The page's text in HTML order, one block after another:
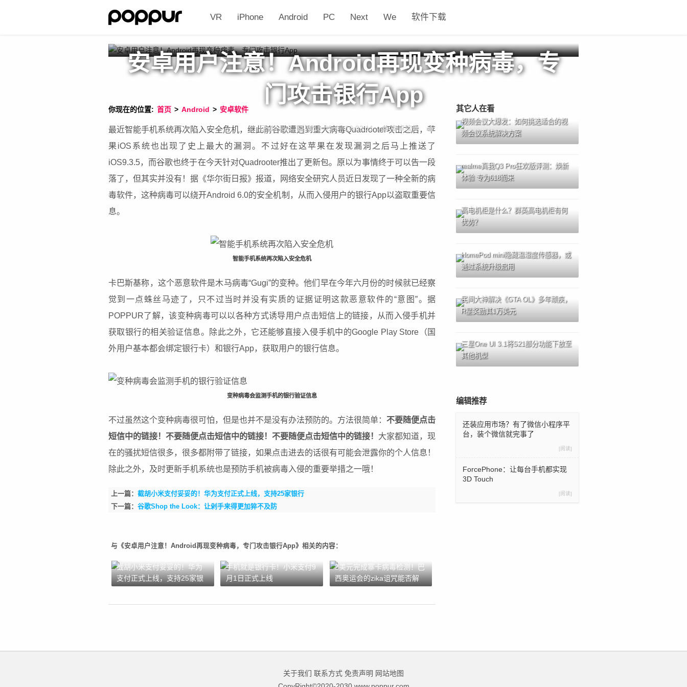
VR iPhone Android PC Next We 软件下载
安卓用户注意！Android再现变种病毒，专
门攻击银行App
Jason 2016-09-07 16:02:11 安卓软件
你现在的位置: 首页 > Android > 安卓软件
最近智能手机系统再次陷入安全危机，继此前谷歌遭遇到重大病毒Quadrooter攻击之后，苹
果iOS系统也出现了史上最大的漏洞。不过好在这苹果在发现漏洞之后马上推送了
iOS9.3.5，而谷歌也终于在今天针对Quadrooter推出了更新包。原以为事情终于可以告一段
落了，但其实并没有！据《华尔街日报》报道，网络安全研究人员近日发现了一种全新的病
毒软件，这种病毒可以绕开Android 6.0的安全机制，从而入侵用户的银行App以盗取重要信
息。
智能手机系统再次陷入安全危机
卡巴斯基称，这个恶意软件是木马病毒“Gugi”的变种。他们早在今年六月份的时候就已经察
觉到一点蛛丝马迹了，只不过当时并没有实质的证据证明这款恶意软件的“意图”。据
POPPUR了解，该变种病毒可以以各种方式诱导用户点击短信上的链接，从而入侵手机并
获取银行的相关验证信息。除此之外，它还能够直接入侵手机中的Google Play Store（国
外用户基本都会绑定银行卡）和银行App，获取用户的银行信息。
变种病毒会监测手机的银行验证信息
不过虽然这个变种病毒很可怕，但是也并不是没有办法预防的。方法很简单： 不要随便点击
短信中的链接！不要随便点击短信中的链接！不要随便点击短信中的链接！ 大家都知道，现
在的骚扰短信很多，很多都附带了链接，如果点击进去的话很有可能会泄露你的个人信息！
除此之外，及时更新手机系统也是预防手机被病毒入侵的重要举措之一哦！
上一篇： 截胡小米支付妥妥的！华为支付正式上线，支持25家银行
下一篇： 谷歌Shop the Look：让剁手来得更加猝不及防
与《安卓用户注意！Android再现变种病毒，专门攻击银行App》相关的内容：
截胡小米支付妥妥的！华为
支付正式上线，支持25家银
手机就是银行卡！小米支付9
月1日正式上线
2美元完成寨卡病毒检测！巴
西奥运会的zika诅咒能否解
其它人在看
视频会议大爆发：如何挑选适合的视
频会议系统解决方案
realme真我Q3 Pro狂欢版评测：焕新
体验 专为618而来
高电机柜是什么？群英高电机柜有何
优势？
HomePod mini隐藏温湿度传感器，或
通过系统升级启用
民间大神解决《GTA OL》多年顽疾，
R星奖励其1万美元
三星One UI 3.1将S21部分功能下放至
其他机型
编辑推荐
还装应用市场？有了微信小程序平
台，装个微信就完事了
[阅读]
ForcePhone：让每台手机都实现
3D Touch
[阅读]
关于我们 联系方式 免责声明 网站地图